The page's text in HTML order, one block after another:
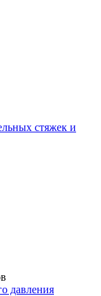
стяжек и
давления